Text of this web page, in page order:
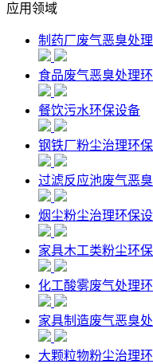
应用领域
制药厂废气恶臭处
食品废气恶臭处理
餐饮污水环保设备
钢铁厂粉尘治理环
过滤反应池废气恶
烟尘粉尘治理环保
家具木工类粉尘环
化工酸雾废气处理
家具制造废气恶臭
大颗粒物粉尘治理